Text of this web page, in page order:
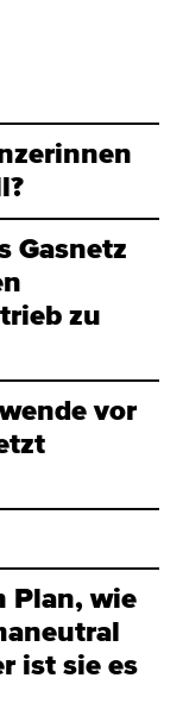
Gasnetz
zu
vor
Plan, wie
ist sie es